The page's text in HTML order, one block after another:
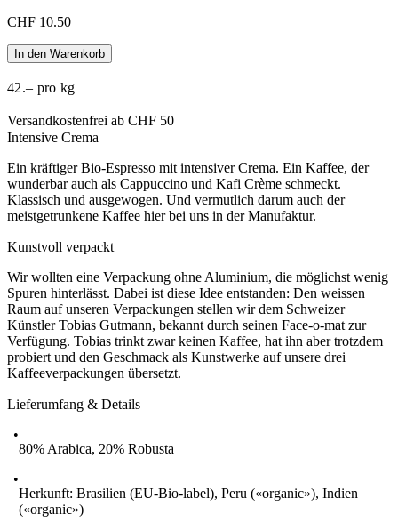
CHF 10.50
In den Warenkorb
42.– pro kg
Versandkostenfrei ab CHF 50
Intensive Crema
Ein kräftiger Bio-Espresso mit intensiver Crema. Ein Kaffee, der
wunderbar auch als Cappuccino und Kafi Crème schmeckt.
Klassisch und ausgewogen. Und vermutlich darum auch der
meistgetrunkene Kaffee hier bei uns in der Manufaktur.
Kunstvoll verpackt
Wir wollten eine Verpackung ohne Aluminium, die möglichst wenig
Spuren hinterlässt. Dabei ist diese Idee entstanden: Den weissen
Raum auf unseren Verpackungen stellen wir dem Schweizer
Künstler Tobias Gutmann, bekannt durch seinen Face-o-mat zur
Verfügung. Tobias trinkt zwar keinen Kaffee, hat ihn aber trotzdem
probiert und den Geschmack als Kunstwerke auf unsere drei
Kaffeeverpackungen übersetzt.
Lieferumfang & Details
80% Arabica, 20% Robusta
Herkunft: Brasilien (EU-Bio-label), Peru («organic»), Indien
(«organic»)